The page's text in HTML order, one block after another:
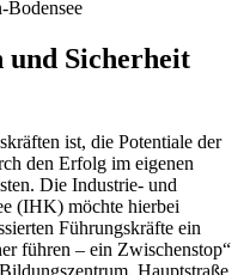
und Sicherheit
ist, die Potentiale der
den Erfolg im eigenen
Die Industrie- und
(IHK) möchte hierbei
Führungskräfte ein
führen – ein Zwischenstop“